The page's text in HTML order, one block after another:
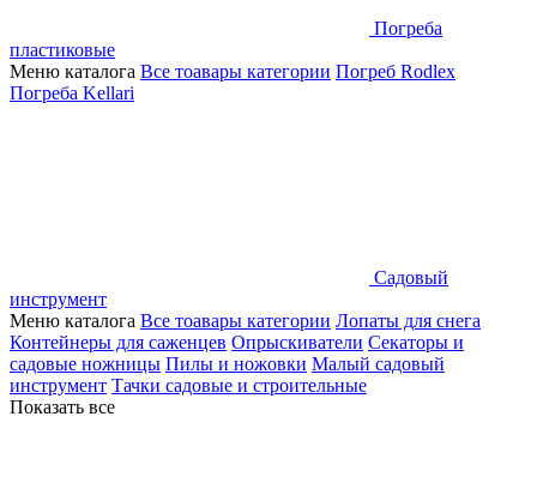
Погреба
пластиковые
Меню каталога Все тоавары категории Погреб Rodlex
Погреба Kellari
Садовый
инструмент
Меню каталога Все тоавары категории Лопаты для снега
Контейнеры для саженцев Опрыскиватели Секаторы и
садовые ножницы Пилы и ножовки Малый садовый
инструмент Тачки садовые и строительные
Показать все